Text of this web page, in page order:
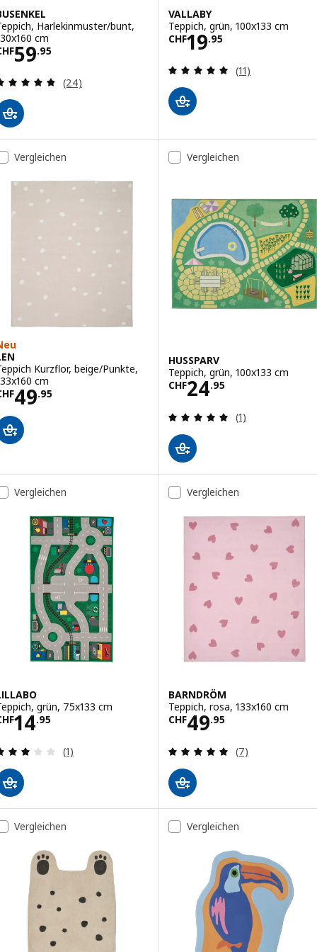
Harlekinmuster/bunt,
cm
59.95
CHF 59.95
Bewertungen: 4.8 von 5 Sternen. Bewertungen
(24)
VALLABY
Teppich, grün, 100x133 cm
CHF19.95
Preis CHF 19.95
Bewertungen:
(11)
Vergleichen
Kurzflor, beige/Punkte,
cm
49.95
CHF 49.95
Vergleichen
HUSSPARV
Teppich, grün, 100x133 cm
CHF24.95
Preis CHF 24.95
Bewertungen:
(1)
Vergleichen
grün, 75x133 cm
14.95
CHF 14.95
Bewertungen: 3 von 5 Sternen. Bewertungen
(1)
Vergleichen
BARNDRÖM
Teppich, rosa, 133x160 cm
CHF49.95
Preis CHF 49.95
Bewertungen:
(7)
Vergleichen Vergleichen